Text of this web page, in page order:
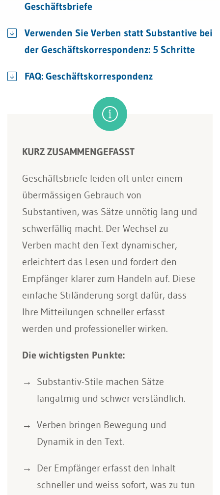
Geschäftsbriefe
Verwenden Sie Verben statt Substantive bei
der Geschäftskorrespondenz: 5 Schritte
FAQ: Geschäftskorrespondenz
KURZ ZUSAMMENGEFASST
Geschäftsbriefe leiden oft unter einem
übermässigen Gebrauch von
Substantiven, was Sätze unnötig lang und
schwerfällig macht. Der Wechsel zu
Verben macht den Text dynamischer,
erleichtert das Lesen und fordert den
Empfänger klarer zum Handeln auf. Diese
einfache Stiländerung sorgt dafür, dass
Ihre Mitteilungen schneller erfasst
werden und professioneller wirken.
Die wichtigsten Punkte:
Substantiv-Stile machen Sätze
langatmig und schwer verständlich.
Verben bringen Bewegung und
Dynamik in den Text.
Der Empfänger erfasst den Inhalt
schneller und weiss sofort, was zu tun